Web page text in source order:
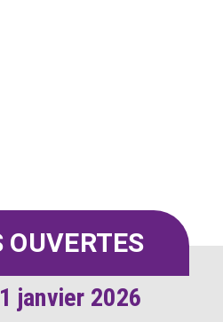
OUVERTES
janvier 2026